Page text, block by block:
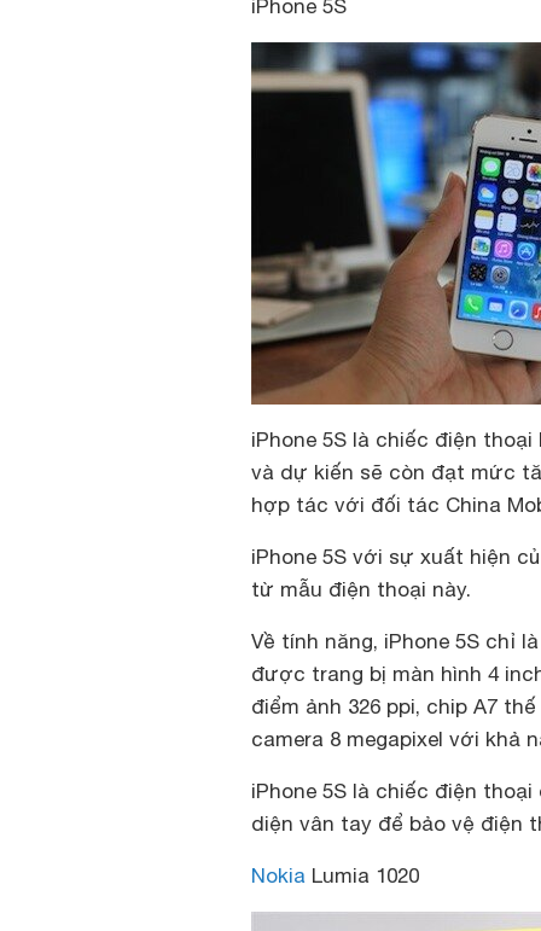
iPhone 5S
iPhone 5S là chiếc điện
và dự kiến sẽ còn đạt mức
hợp tác với đối tác China
iPhone 5S với sự xuất hiện
từ mẫu điện thoại này.
Về tính năng, iPhone 5S chỉ
được trang bị màn hình 4
điểm ảnh 326 ppi, chip A7
camera 8 megapixel với khả
iPhone 5S là chiếc điện
diện vân tay để bảo vệ điện
Nokia Lumia 1020